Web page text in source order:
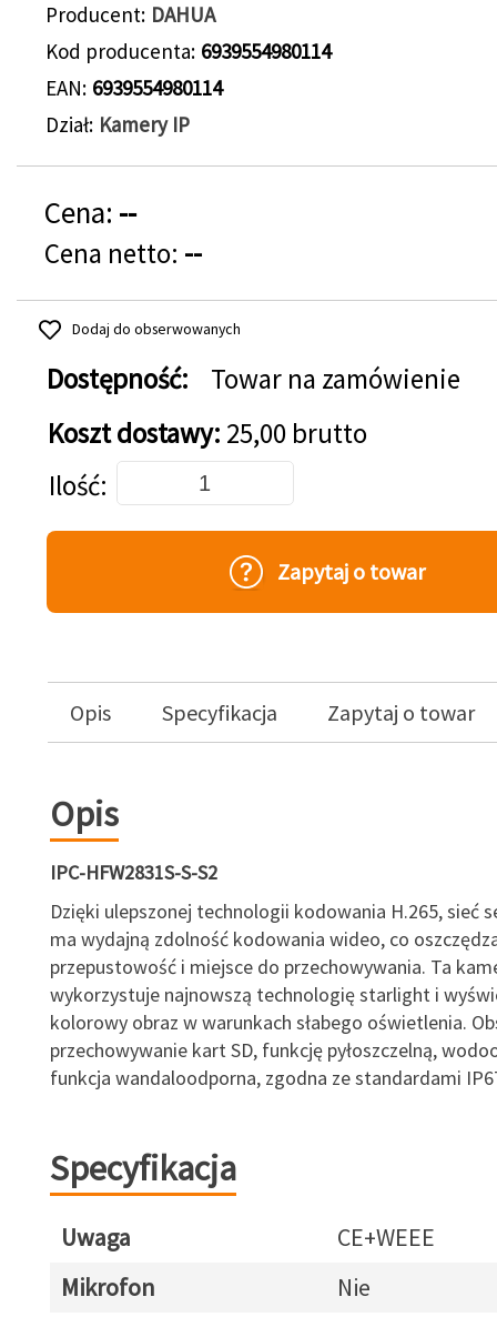
Producent DAHUA
Kod producenta 6939554980114
EAN 6939554980114
Dział Kamery IP
Cena: --
Cena netto: --
Dodaj do obserwowanych
Dostępność:
Towar na zamówienie
Koszt dostawy: 25,00 brutto
Dodaj do koszyka
Ilość
Zapytaj o towar
Opis Specyfikacja Zapytaj o towar
Opis
IPC-HFW2831S-S-S2
Dzięki ulepszonej technologii kodowania H.265, sieć
ma wydajną zdolność kodowania wideo, co
przepustowość i miejsce do przechowywania. Ta
wykorzystuje najnowszą technologię starlight i
kolorowy obraz w warunkach słabego oświetlenia.
przechowywanie kart SD, funkcję pyłoszczelną,
funkcja wandaloodporna, zgodna ze standardami
Specyfikacja
Uwaga
CE+WEEE
Mikrofon
Nie